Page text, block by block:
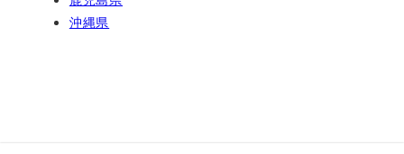
沖縄県